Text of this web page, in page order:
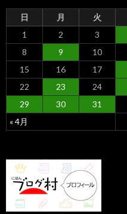
日 月 火
« 4月
1 2 3
8
9 10
15
16 17
22
23 24
29
30 31